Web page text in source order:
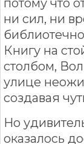
потому что
ни сил, ни
Книгу на
столбом,
улице
создавая
Но
оказалось